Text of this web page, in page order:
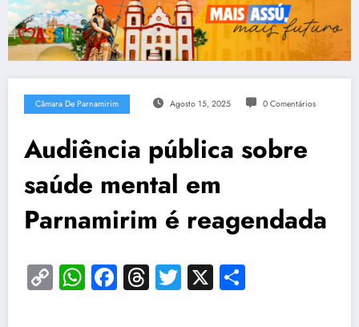
Câmara De Parnamirim Agosto 15, 2025 0 Comentários
Audiência pública sobre
saúde mental em
Parnamirim é reagendada
CopyWhatsApp
Facebook
Threads
Twitter
X